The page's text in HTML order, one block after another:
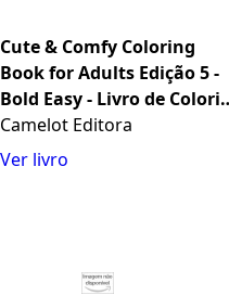
Cute & Comfy Coloring
Book for Adults Edição 5 -
Bold Easy - Livro de Colorir
Adulto + 12 Canetas
Camelot Editora
Ver livro